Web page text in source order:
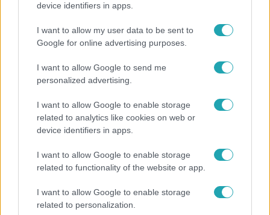
device identifiers in apps.
I want to allow my user data to be sent to
Google for online advertising purposes.
I want to allow Google to send me
personalized advertising.
I want to allow Google to enable storage
related to analytics like cookies on web or
device identifiers in apps.
I want to allow Google to enable storage
related to functionality of the website or app.
I want to allow Google to enable storage
related to personalization.
Horoszkóp
Ennek a 3 csillagjegynek váratlan sikereket hozhat